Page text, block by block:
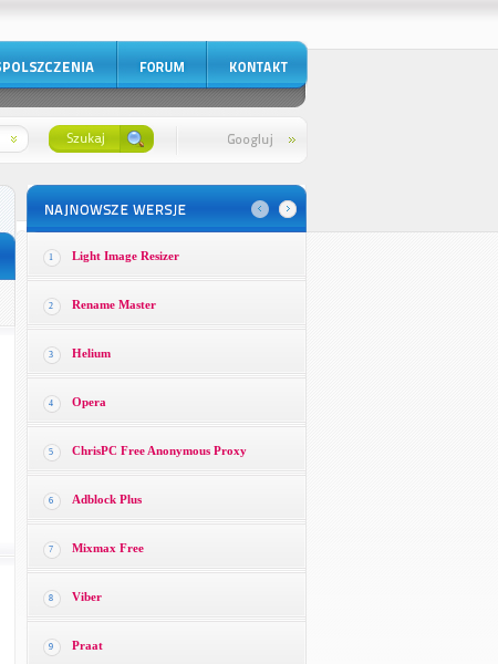
1 Light Image Resizer
2 Rename Master
3 Helium
4 Opera
5 ChrisPC Free Anonymous Proxy
6 Adblock Plus
7 Mixmax Free
8 Viber
9 Praat